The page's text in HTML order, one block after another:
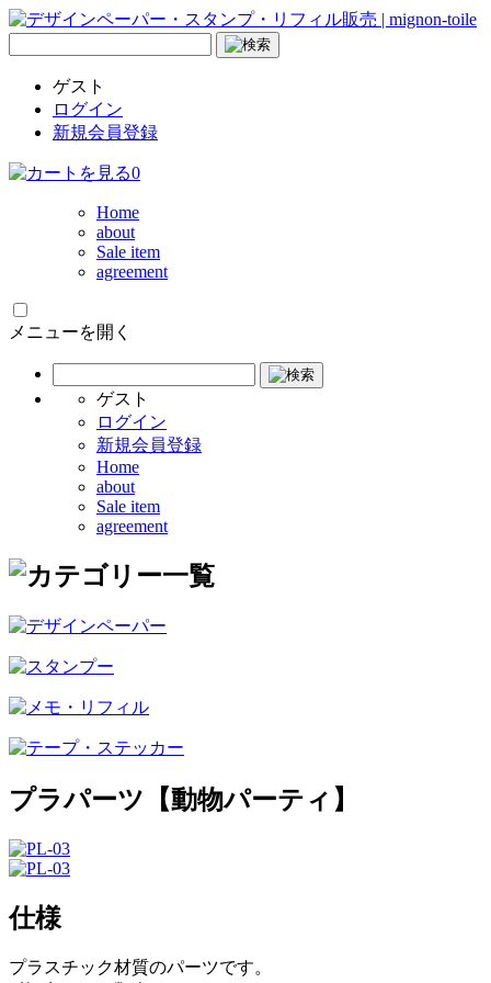
ゲスト
ログイン
新規会員登録
0
Home
about
Sale item
agreement
メニューを開く
ゲスト
ログイン
新規会員登録
Home
about
Sale item
agreement
プラパーツ【動物パーティ】
仕様
プラスチック材質のパーツです。